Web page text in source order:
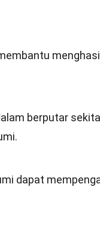
berputar
dapat